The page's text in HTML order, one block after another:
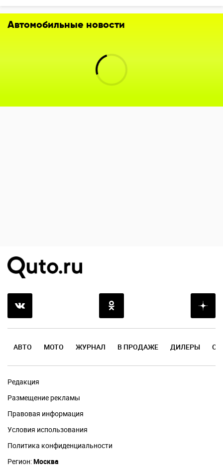
Автомобильные новости
АВТО МОТО ЖУРНАЛ В ПРОДАЖЕ ДИЛЕРЫ
Редакция
Размещение рекламы
Правовая информация
Условия использования
Политика конфиденциальности
Регион:Москва